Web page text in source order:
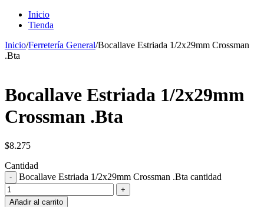
Inicio
Tienda
Inicio/Ferretería General/Bocallave Estriada 1/2x29mm Crossman
.Bta
Bocallave Estriada 1/2x29mm
Crossman .Bta
$8.275
Cantidad
Bocallave Estriada 1/2x29mm Crossman .Bta cantidad
Añadir al carrito